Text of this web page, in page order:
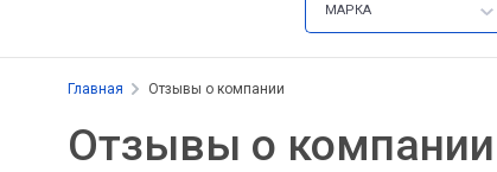
МАРКА
Главная Отзывы о компании
Отзывы о компании